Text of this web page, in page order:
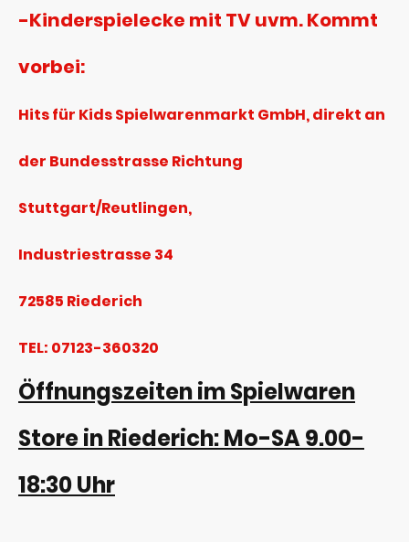
-Kinderspielecke mit TV uvm. Kommt
vorbei:
Hits für Kids Spielwarenmarkt GmbH, direkt an
der Bundesstrasse Richtung
Stuttgart/Reutlingen,
Industriestrasse 34
72585 Riederich
TEL: 07123-360320
Öffnungszeiten im Spielwaren
Store in Riederich: Mo-SA 9.00-
18:30 Uhr